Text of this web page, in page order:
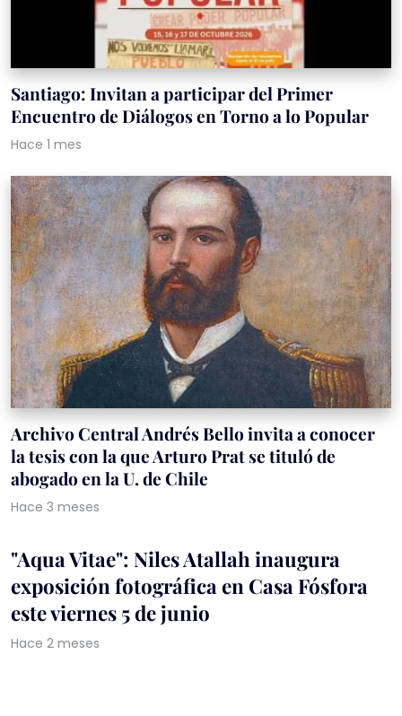
Santiago: Invitan a participar del Primer
Encuentro de Diálogos en Torno a lo Popular
Hace 1 mes
Archivo Central Andrés Bello invita a conocer
la tesis con la que Arturo Prat se tituló de
abogado en la U. de Chile
Hace 3 meses
"Aqua Vitae": Niles Atallah inaugura
exposición fotográfica en Casa Fósfora
este viernes 5 de junio
Hace 2 meses